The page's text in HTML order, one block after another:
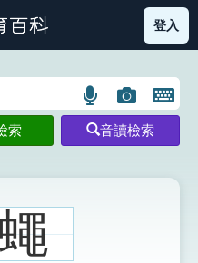
示 部首索引表圖示
登入
語
言
搜
圖
片
搜
開
鍵
圖
索 音讀檢索
蠅